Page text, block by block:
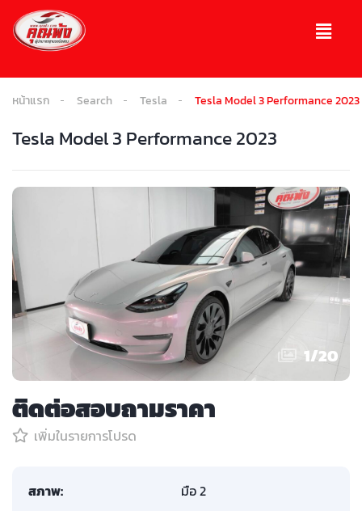
หน้าแรก Search Tesla Tesla Model 3 Performance 2023
Tesla Model 3 Performance 2023
1/20
ติดต่อสอบถามราคา
เพิ่มในรายการโปรด
สภาพ: มือ 2